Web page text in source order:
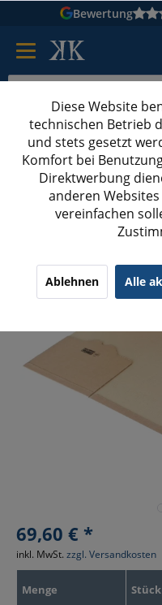
Bewertung
Kartons bedrucken
Buchverpackung zum
378x295x0-80 mm
69,60 € *
Menge
inkl. MwSt. zzgl. Versandkosten
Diese Website
technischen Betrieb
und stets gesetzt
Komfort bei
Direktwerbung
anderen
vereinfachen
Ablehnen Alle